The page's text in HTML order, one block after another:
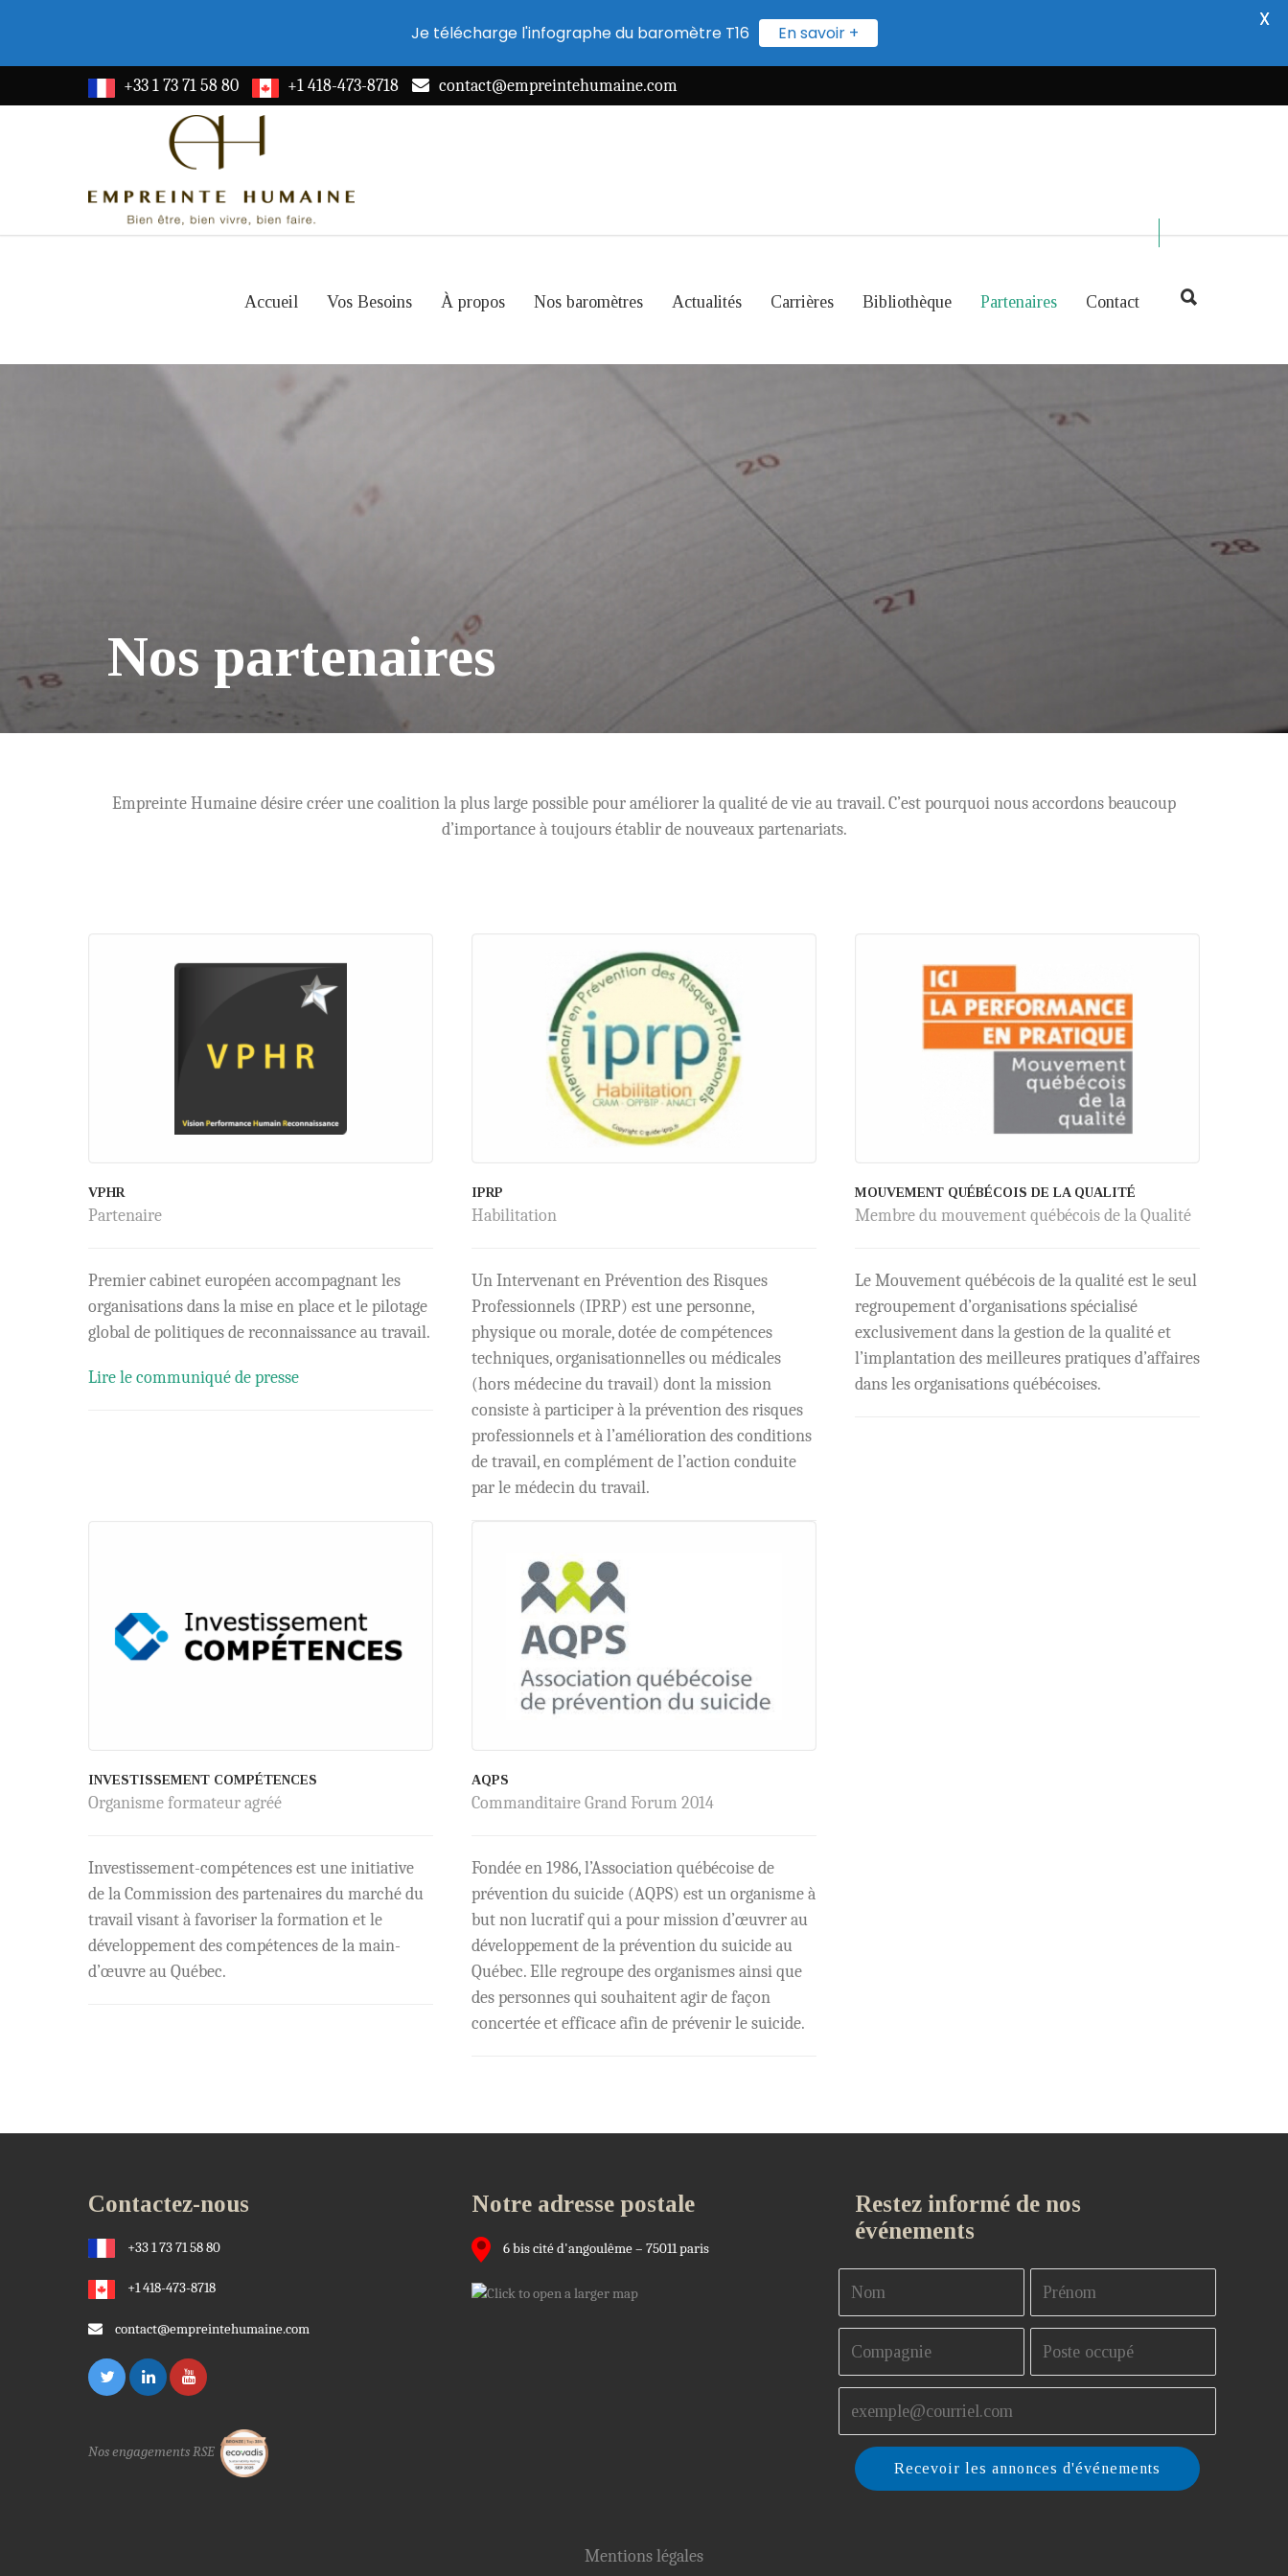
+33 1 73 71 58 80 +1 418-473-8718 contact@empreintehumaine.com
Accueil Vos Besoins À propos Nos baromètres Actualités Carrières Bibliothèque Partenaires Contact
Nos partenaires
Empreinte Humaine désire créer une coalition la plus large possible pour améliorer la qualité de vie au travail. C’est pourquoi nous accordons beaucoup
d’importance à toujours établir de nouveaux partenariats.
VPHR
Partenaire
Premier cabinet européen accompagnant les
organisations dans la mise en place et le pilotage
global de politiques de reconnaissance au travail.
Lire le communiqué de presse
IPRP
Habilitation
Un Intervenant en Prévention des Risques
Professionnels (IPRP) est une personne,
physique ou morale, dotée de compétences
techniques, organisationnelles ou médicales
(hors médecine du travail) dont la mission
consiste à participer à la prévention des risques
professionnels et à l’amélioration des conditions
de travail, en complément de l’action conduite
par le médecin du travail.
MOUVEMENT QUÉBÉCOIS DE LA QUALITÉ
Membre du mouvement québécois de la Qualité
Le Mouvement québécois de la qualité est le seul
regroupement d’organisations spécialisé
exclusivement dans la gestion de la qualité et
l’implantation des meilleures pratiques d’affaires
dans les organisations québécoises.
INVESTISSEMENT COMPÉTENCES
Organisme formateur agréé
Investissement-compétences est une initiative
de la Commission des partenaires du marché du
travail visant à favoriser la formation et le
développement des compétences de la main-
d’œuvre au Québec.
AQPS
Commanditaire Grand Forum 2014
Fondée en 1986, l’Association québécoise de
prévention du suicide (AQPS) est un organisme à
but non lucratif qui a pour mission d’œuvrer au
développement de la prévention du suicide au
Québec. Elle regroupe des organismes ainsi que
des personnes qui souhaitent agir de façon
concertée et efficace afin de prévenir le suicide.
Contactez-nous
+33 1 73 71 58 80
+1 418-473-8718
contact@empreintehumaine.com
Nos engagements RSE
Notre adresse postale
6 bis cité d'angoulême – 75011 paris
Restez informé de nos
événements
Recevoir les annonces d'événements
Mentions légales
Je télécharge l'infographe du baromètre T16 En savoir +
X